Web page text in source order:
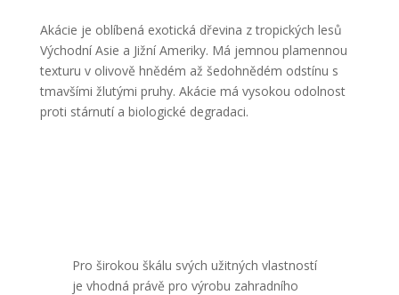
Akácie je oblíbená exotická dřevina z tropických lesů
Východní Asie a Jižní Ameriky. Má jemnou plamennou
texturu v olivově hnědém až šedohnědém odstínu s
tmavšími žlutými pruhy. Akácie má vysokou odolnost
proti stárnutí a biologické degradaci.
Pro širokou škálu svých užitných vlastností
je vhodná právě pro výrobu zahradního